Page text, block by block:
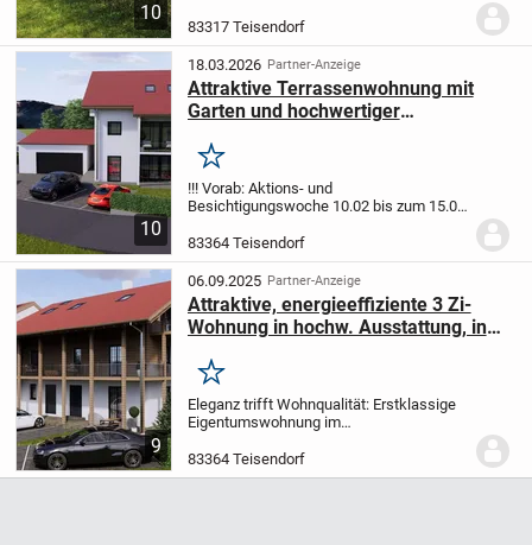
10
Wohnungen aufgeteilt.
stehende Wohnung befindet sich im 1.
des Bauernhauses...
83317 Teisendorf
10
18.03.2026 Partner-Anzeige
Attraktive Terrassenwohnung mit
Garten und hochwertiger
Teisendorf
Merken
!!! Vorab: Aktions- und
Besichtigungswoche 10.02 bis zum 15.02.
genauer über die Ausstattung ein Bild zu
machen, sich über die weiteren Abläufe
der Bauausführun...
83364 Teisendorf
9
06.09.2025 Partner-Anzeige
Attraktive, energieeffiziente 3 Zi-
Wohnung in hochw. Ausstattung, in
Merken
Eleganz trifft Wohnqualität: Erstklassige
Eigentumswohnung im
in Ihrem neuen Zuhause - einer
außergewöhnl...
83364 Teisendorf